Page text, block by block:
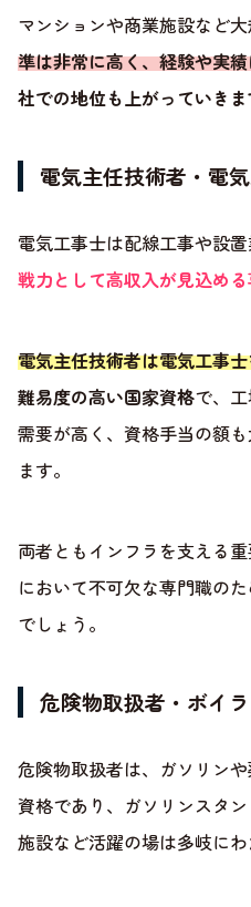
マンションや商業施設など
準は非常に高く、経験や実
社での地位も上がっていき
電気主任技術者・電
電気工事士は配線工事や設置
戦力として高収入が見込め
電気主任技術者は電気工事
難易度の高い国家資格で、
需要が高く、資格手当の額
ます。
両者ともインフラを支える
において不可欠な専門職の
でしょう。
危険物取扱者・ボイ
危険物取扱者は、ガソリン
資格であり、ガソリンスタ
施設など活躍の場は多岐にわ